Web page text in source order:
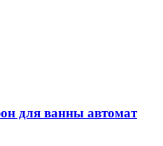
для ванны автомат